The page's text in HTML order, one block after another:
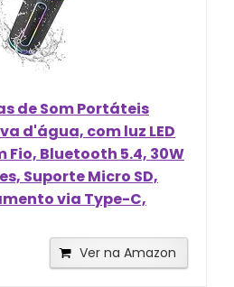
de Som Portáteis
d'água, com luz LED
Fio, Bluetooth 5.4, 30W
Suporte Micro SD,
via Type-C,
Ver na Amazon